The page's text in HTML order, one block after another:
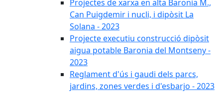
Projectes de xarxa en alta Baronia M.,
Can Puigdemir i nucli, i dipòsit La
Solana - 2023
Projecte executiu construcció dipòsit
aigua potable Baronia del Montseny -
2023
Reglament d'ús i gaudi dels parcs,
jardins, zones verdes i d'esbarjo - 2023